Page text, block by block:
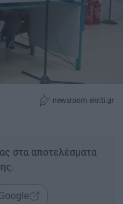
newsroom ekriti.gr
στα αποτελέσματα